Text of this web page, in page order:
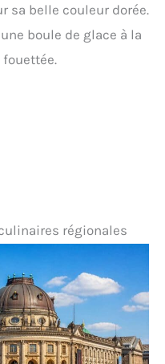
sa belle couleur dorée.
boule de glace à la
fouettée.
régionales